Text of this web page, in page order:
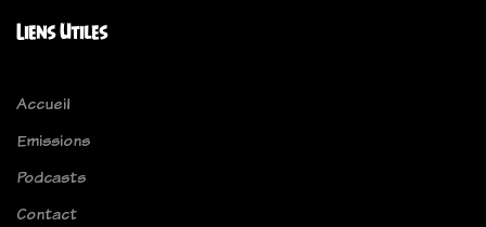
Liens Utiles
Accueil
Emissions
Podcasts
Contact